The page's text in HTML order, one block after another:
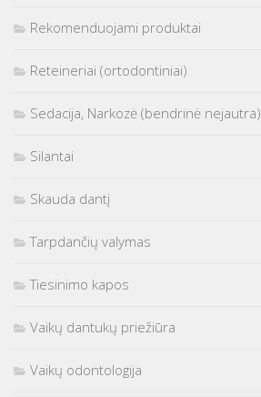
Rekomenduojami produktai
Reteineriai (ortodontiniai)
Sedacija, Narkozė (bendrinė nejautra)
Silantai
Skauda dantį
Tarpdančių valymas
Tiesinimo kapos
Vaikų dantukų priežiūra
Vaikų odontologija